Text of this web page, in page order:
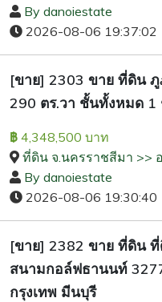
By danoiestate
2026-08-06 19:37:02
[ขาย] 2303 ขาย ที่ดิน
290 ตร.วา ชั้นทั้งหมด 1
฿ 4,348,500 บาท
ที่ดิน จ.นครราชสีมา >>
By danoiestate
2026-08-06 19:30:40
[ขาย] 2382 ขาย ที่ดิน
สนามกอล์ฟธานนท์
กรุงเทพ มีนบุรี